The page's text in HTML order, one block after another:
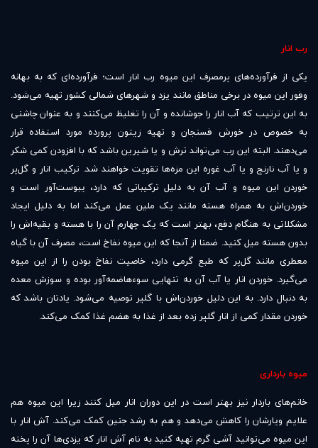
رب انار
یکی از فرآورده‌های پرمصرف این میوه رب انار است؛ فرآورده‌ای که به بهانه
وفور این میوه در برخی مناطق مانند یزد و شهرهای شمالی کشور تهیه می‌شود.
به این ترتیب که آب انار را جوشانده و آن را تغلیظ می‌کنند و به عنوان چاشنی
به خصوص در خورش فسنجان و تهیه زیتون پرورده مورد استفاده قرار
می‌دهند. البته این رب می‌تواند ترش و یا شیرین باشد که با افزودن کمی شکر
و یا آب نارنج و یا آب غوره این مزه‌ها تقویت خواهند شد. ترکیب انار و گل‌پر
خوردن این میوه و آب آن به دلیل ترکیباتی که دارد، یبوست‌آور است و
خوردن‌اش به همراه هسته مانند یک ملین عمل می‌کند اما به دلیل ایجاد
مشکلاتی به هنگام دفع، بهتر است که یک چهارم آن را با هسته و بقیه‌اش را
بدون هسته میل کنید. ضمنا از آنجا که این میوه نفاخ است، مصرف آن با گیاه
معطری مانند گل‌پر که طبع گرمی دارد، خاصیت نفاخ بودن را از این میوه
می‌گیرد. خوردن انار یا آب آن به تنهایی سوء‌هاضمه‌آور بوده و سوزش معده
به دنبال دارد. به این دلیل خوردن‌اش با گلپر توصیه می‌شود. یادتان باشد که
خوردن مقدار کمی از انار گلپر زده بعد از غذا به هضم غذا کمک می‌کند.
میوه بارداری
خانم‌های باردار نیز بهتر است در این دوران انار میل کنند زیرا این میوه هم
علایم ویارشان را کاهش می‌دهد و هم به رشد جنین کمک می‌کند. آش انار با
این میوه می‌توانید آشی گرم تهیه کنید به نام آش انار که یزدی‌ها آن را پخته